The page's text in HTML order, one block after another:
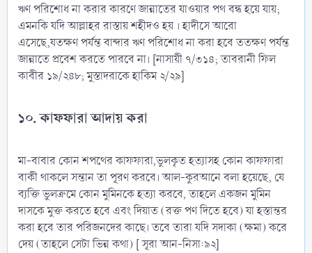
ঋণ পরিশোধ না করার কারণে জান্নাতের যাওয়ার পথ বন্ধ হয়ে যায়;
এমনকি যদি আল্লাহর রাস্তায় শহীদও হয় । হাদীসে আরো
এসেছে,যতক্ষণ পর্যন্ত বান্দার ঋণ পরিশোধ না করা হবে ততক্ষণ পর্যন্ত
জান্নাতে প্রবেশ করতে পারবে না। [নাসায়ী ৭/৩১৪; তাবরানী ফিল
কাবীর ১৯/২৪৮; মুস্তাদরাকে হাকিম ২/২৯]
১০. কাফফারা আদায় করা
মা-বাবার কোন শপথের কাফফারা,ভুলকৃত হত্যাসহ কোন কাফফারা
বাকী থাকলে সন্তান তা পূরণ করবে। আল-কুরআনে বলা হয়েছে, যে
ব্যক্তি ভুলক্রমে কোন মুমিনকে হত্যা করবে, তাহলে একজন মুমিন
দাসকে মুক্ত করতে হবে এবং দিয়াত (রক্ত পণ দিতে হবে) যা হস্তান্তর
করা হবে তার পরিজনদের কাছে। তবে তারা যদি সদাকা (ক্ষমা) করে
দেয় (তাহলে সেটা ভিন্ন কথা) [ সূরা আন-নিসা:৯২]